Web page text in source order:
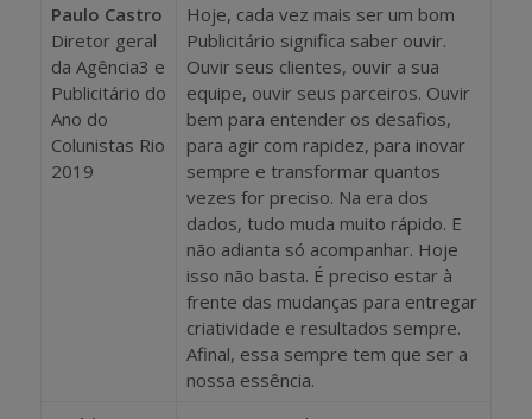
Paulo Castro
Diretor geral
da Agência3 e
Publicitário do
Ano do
Colunistas Rio
2019
Hoje, cada vez mais ser um bom
Publicitário significa saber ouvir.
Ouvir seus clientes, ouvir a sua
equipe, ouvir seus parceiros. Ouvir
bem para entender os desafios,
para agir com rapidez, para inovar
sempre e transformar quantos
vezes for preciso. Na era dos
dados, tudo muda muito rápido. E
não adianta só acompanhar. Hoje
isso não basta. É preciso estar à
frente das mudanças para entregar
criatividade e resultados sempre.
Afinal, essa sempre tem que ser a
nossa essência.